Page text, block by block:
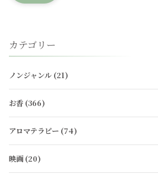
カテゴリー
ノンジャンル (21)
お香 (366)
アロマテラピー (74)
映画(20)